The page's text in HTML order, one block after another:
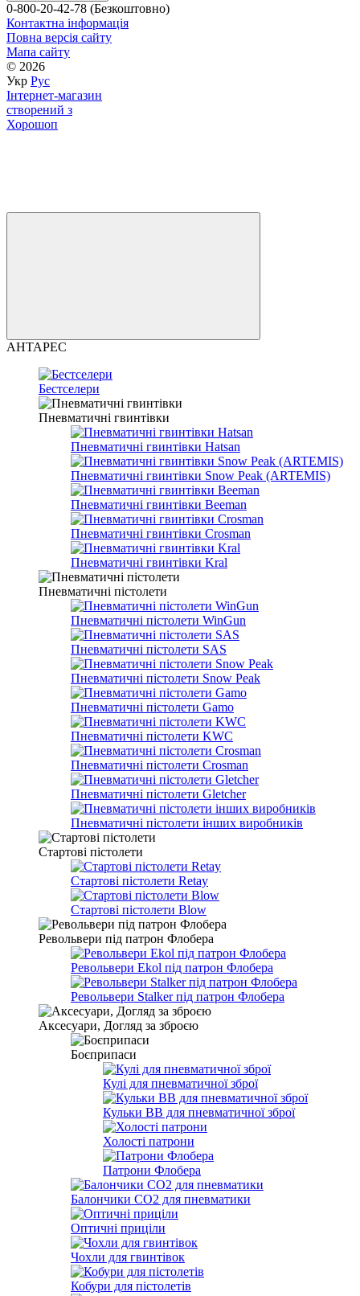
0-800-20-42-78 (Безкоштовно)
Контактна інформація
Повна версія сайту
Мапа сайту
© 2026
Укр Рус
Інтернет-магазин
створений з
Хорошоп
АНТАРЕС
Бестселери
Пневматичні гвинтівки
Пневматичні гвинтівки Hatsan
Пневматичні гвинтівки Snow Peak (ARTEMIS)
Пневматичні гвинтівки Beeman
Пневматичні гвинтівки Crosman
Пневматичні гвинтівки Kral
Пневматичні пістолети
Пневматичні пістолети WinGun
Пневматичні пістолети SAS
Пневматичні пістолети Snow Peak
Пневматичні пістолети Gamo
Пневматичні пістолети KWC
Пневматичні пістолети Crosman
Пневматичні пістолети Gletcher
Пневматичні пістолети інших виробників
Стартові пістолети
Стартові пістолети Retay
Стартові пістолети Blow
Револьвери під патрон Флобера
Револьвери Ekol під патрон Флобера
Револьвери Stalker під патрон Флобера
Аксесуари, Догляд за зброєю
Боєприпаси
Кулі для пневматичної зброї
Кульки BB для пневматичної зброї
Холості патрони
Патрони Флобера
Балончики CO2 для пневматики
Оптичні приціли
Чохли для гвинтівок
Кобури для пістолетів